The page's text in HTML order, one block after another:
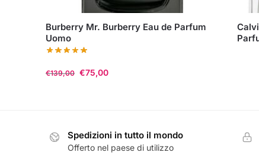
Burberry Mr. Burberry Eau de Parfum
Uomo
€139,00 €75,00
più
varianti.
Spedizioni in tutto il mondo
Offerto nel paese di utilizzo